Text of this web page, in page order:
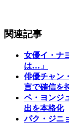
関連記事
女優イ・ナ
は…」
俳優チャン
言で確信を
ペ・ヨンジ
出を本格化
パク・ジニ